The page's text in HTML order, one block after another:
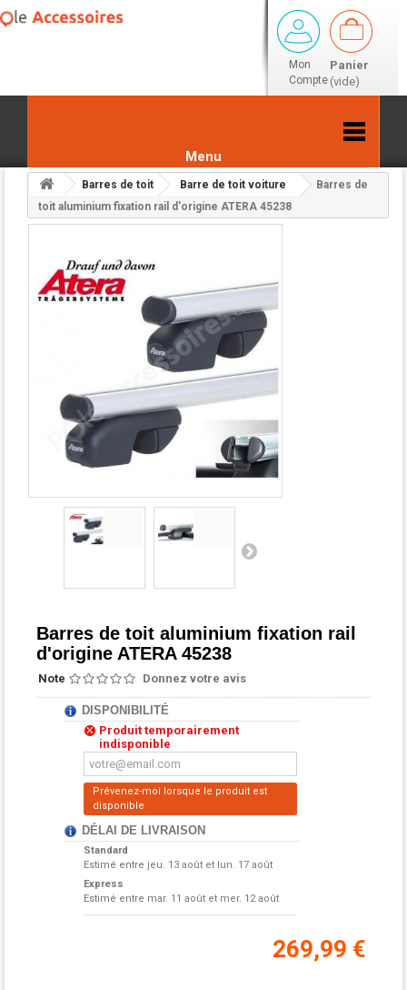
Mon
Compte
Panier
(vide)
Menu
Barres de toit Barre de toit voiture
Barres de
toit aluminium fixation rail d'origine ATERA 45238Retour aux résultats
Barres de toit aluminium fixation rail
d'origine ATERA 45238
Note Donnez votre avis
DISPONIBILITÉ
Produit temporairement
indisponible
Prévenez-moi lorsque le produit est
disponible
DÉLAI DE LIVRAISON
Standard
Estimé entre jeu. 13 août et lun. 17 août
Express
Estimé entre mar. 11 août et mer. 12 août
269,99 €